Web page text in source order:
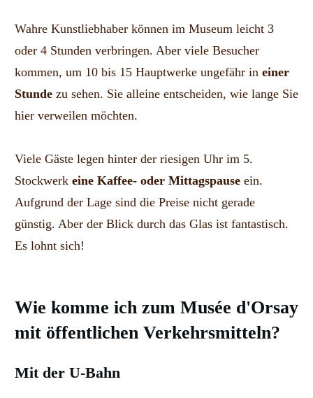
Wahre Kunstliebhaber können im Museum leicht 3
oder 4 Stunden verbringen. Aber viele Besucher
kommen, um 10 bis 15 Hauptwerke ungefähr in einer
Stunde zu sehen. Sie alleine entscheiden, wie lange Sie
hier verweilen möchten.
Viele Gäste legen hinter der riesigen Uhr im 5.
Stockwerk eine Kaffee- oder Mittagspause ein.
Aufgrund der Lage sind die Preise nicht gerade
günstig. Aber der Blick durch das Glas ist fantastisch.
Es lohnt sich!
Wie komme ich zum Musée d'Orsay
mit öffentlichen Verkehrsmitteln?
Mit der U-Bahn